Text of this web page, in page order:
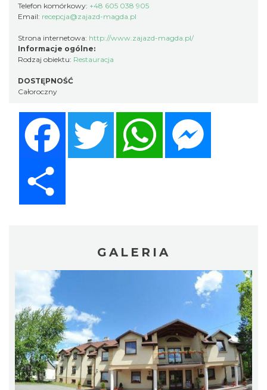
Telefon komórkowy: +48 605 038 905
Email: recepcja@zajazd-magda.pl
Strona internetowa: http://www.zajazd-magda.pl/
Informacje ogólne:
Rodzaj obiektu: Restauracja
DOSTĘPNOŚĆ
Całoroczny
Twitter WhatsApp
GALERIA